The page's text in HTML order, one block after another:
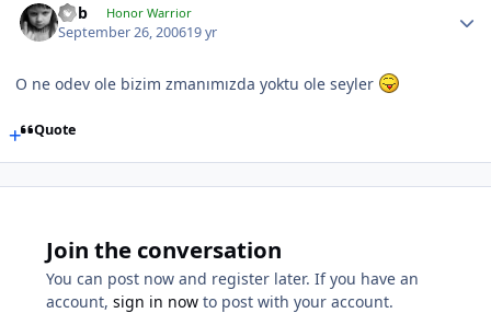
hbb Honor Warrior
September 26, 200619 yr
O ne odev ole bizim zmanımızda yoktu ole seyler
Quote
Join the conversation
You can post now and register later. If you have an
account, sign in now to post with your account.